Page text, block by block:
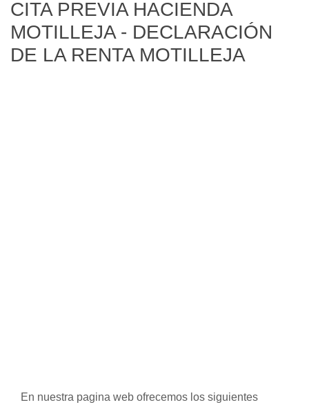
CITA PREVIA HACIENDA
MOTILLEJA - DECLARACIÓN
DE LA RENTA MOTILLEJA
En nuestra pagina web ofrecemos los siguientes